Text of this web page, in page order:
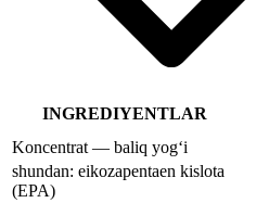
INGREDIYENTLAR
Koncentrat — baliq yogʻi
shundan: eikozapentaen kislota
(EPA)